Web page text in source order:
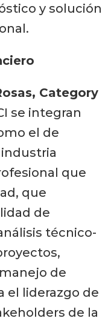
y solución
Category
se integran
el de
que
que
de
técnico-
de
el liderazgo de
de la